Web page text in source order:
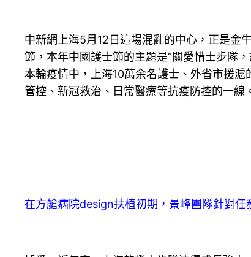
中新網上海5月12日這場混亂的中心，正是金
節，本年中國護士節的主題是“關愛惜士步隊
本輪疫情中，上海10萬余名護士、外省市援
管控、新冠救治、日常醫療等抗疫防控的一線
在方艙病院design扶植初期，景峰團隊針對